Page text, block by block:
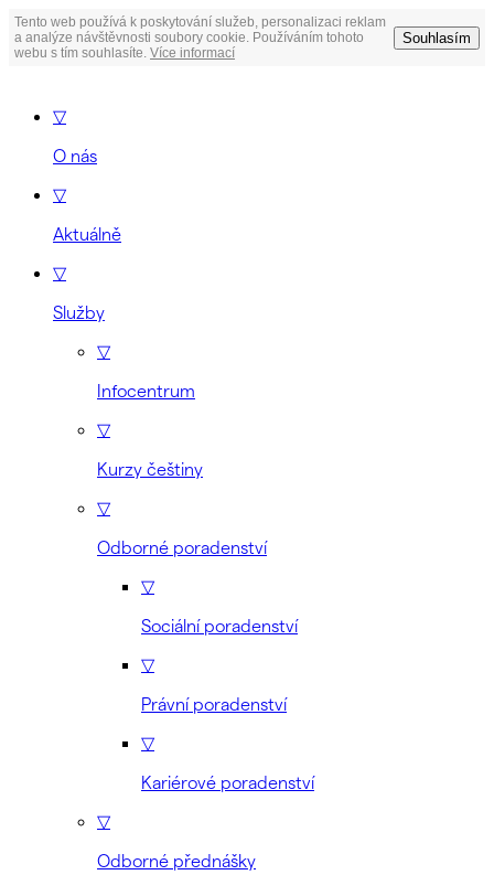
Tento web používá k poskytování služeb, personalizaci reklam
a analýze návštěvnosti soubory cookie. Používáním tohoto
webu s tím souhlasíte. Více informací
Souhlasím
▽
O nás
▽
Aktuálně
▽
Služby
▽
Infocentrum
▽
Kurzy češtiny
▽
Odborné poradenství
▽
Sociální poradenství
▽
Právní poradenství
▽
Kariérové poradenství
▽
Odborné přednášky